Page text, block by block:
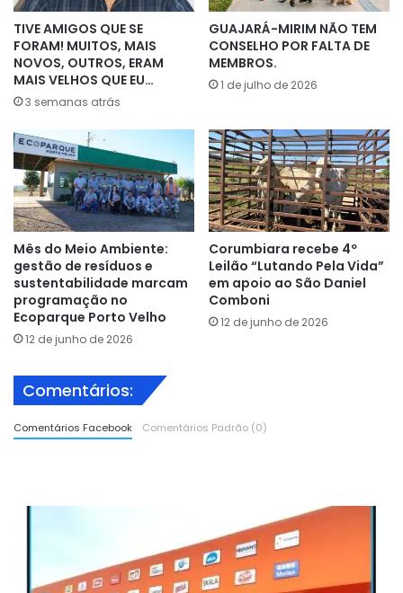
TIVE AMIGOS QUE SE
FORAM! MUITOS, MAIS
NOVOS, OUTROS, ERAM
MAIS VELHOS QUE EU…
3 semanas atrás
GUAJARÁ-MIRIM NÃO TEM
CONSELHO POR FALTA DE
MEMBROS.
1 de julho de 2026
Mês do Meio Ambiente:
gestão de resíduos e
sustentabilidade marcam
programação no
Ecoparque Porto Velho
12 de junho de 2026
Corumbiara recebe 4º
Leilão “Lutando Pela Vida”
em apoio ao São Daniel
Comboni
12 de junho de 2026
Comentários:
Comentários Facebook Comentários Padrão (0)